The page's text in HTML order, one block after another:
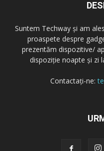
Suntem Techway și am
proaspete despre
prezentăm dispozitive/
dispoziție noapte și zi
Contactați-ne: